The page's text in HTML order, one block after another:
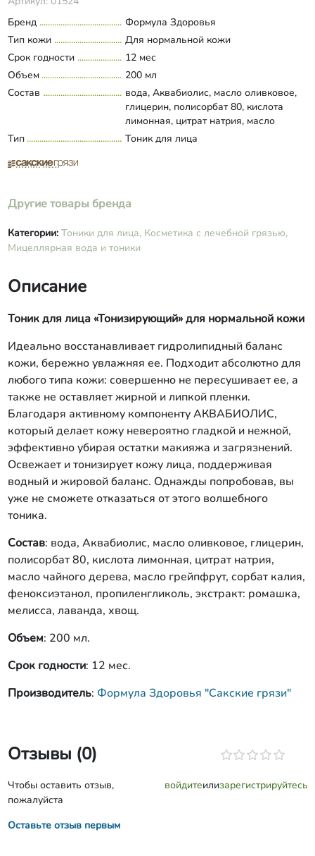
Бренд
Формула Здоровья
Тип кожи
Для нормальной кожи
Срок годности
12 мес
Объем
200 мл
Состав
вода, Аквабиолис, масло оливковое,
глицерин, полисорбат 80, кислота
лимонная, цитрат натрия, масло
чайного дерева, масло грейпфрут,
Развернуть состав
Тип Тоник для лица
Другие товары бренда
Категории: Тоники для лица, Косметика с лечебной грязью,
Мицеллярная вода и тоники
Описание
Тоник для лица «Тонизирующий» для нормальной кожи
Идеально восстанавливает гидролипидный баланс
кожи, бережно увлажняя ее. Подходит абсолютно для
любого типа кожи: совершенно не пересушивает ее, а
также не оставляет жирной и липкой пленки.
Благодаря активному компоненту АКВАБИОЛИС,
который делает кожу невероятно гладкой и нежной,
эффективно убирая остатки макияжа и загрязнений.
Освежает и тонизирует кожу лица, поддерживая
водный и жировой баланс. Однажды попробовав, вы
уже не сможете отказаться от этого волшебного
тоника.
Состав: вода, Аквабиолис, масло оливковое, глицерин,
полисорбат 80, кислота лимонная, цитрат натрия,
масло чайного дерева, масло грейпфрут, сорбат калия,
феноксиэтанол, пропиленгликоль, экстракт: ромашка,
мелисса, лаванда, хвощ.
Объем: 200 мл.
Срок годности: 12 мес.
Производитель: Формула Здоровья "Сакские грязи"
Отзывы (0)
Чтобы оставить отзыв,
пожалуйста
войдитеилизарегистрируйтесь
Оставьте отзыв первым